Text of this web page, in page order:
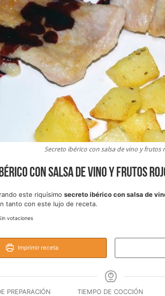
Secreto ibérico con salsa de vino y frutos
con salsa de vino y frutos
este riquísimo secreto ibérico con salsa de
tanto con este lujo de receta.
votaciones
Imprimir receta
PREPARACIÓN
TIEMPO DE COCCIÓN